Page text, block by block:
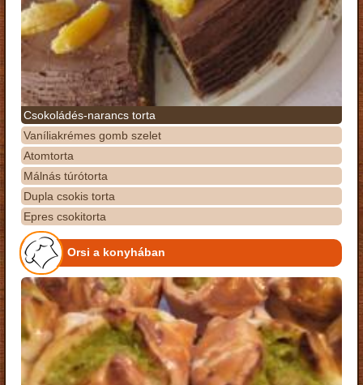
Csokoládés-narancs torta
Vaníliakrémes gomb szelet
Atomtorta
Málnás túrótorta
Dupla csokis torta
Epres csokitorta
Orsi a konyhában